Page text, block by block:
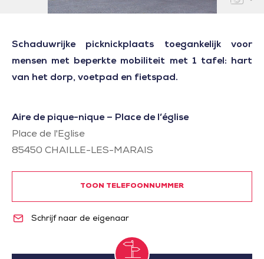
Schaduwrijke picknickplaats toegankelijk voor
mensen met beperkte mobiliteit met 1 tafel: hart
van het dorp, voetpad en fietspad.
Aire de pique-nique – Place de l’église
Place de l'Eglise
85450 CHAILLE-LES-MARAIS
TOON TELEFOONNUMMER
Schrijf naar de eigenaar